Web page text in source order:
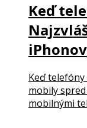
Keď
iPhonov
Keď
mobily
mobilnými